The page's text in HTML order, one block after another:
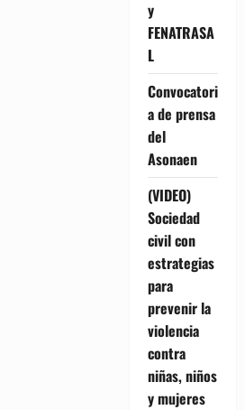
y
FENATRASA
L
Convocatori
a de prensa
del
Asonaen
(VIDEO)
Sociedad
civil con
estrategias
para
prevenir la
violencia
contra
niñas, niños
y mujeres